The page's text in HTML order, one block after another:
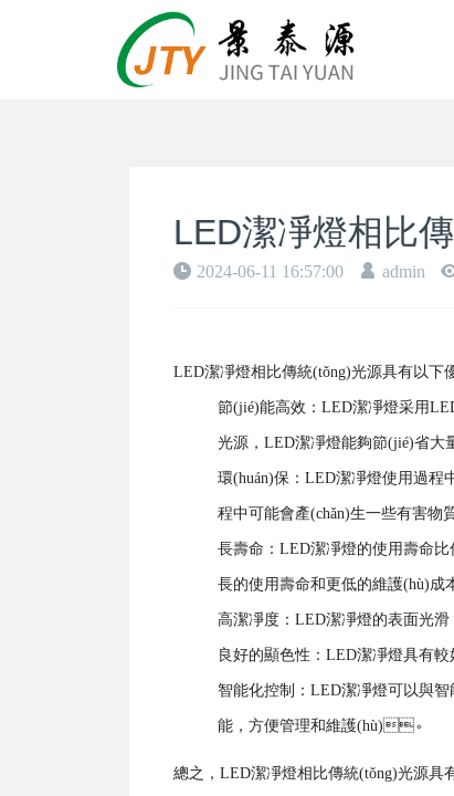
LED潔凈燈相比傳
2024-06-11 16:57:00 admin
LED潔凈燈相比傳統(tǒng)光源具有以下
節(jié)能高效：LED潔凈燈采用
光源，LED潔凈燈能夠節(jié)省大量的
環(huán)保：LED潔凈燈使用過程中
程中可能會產(chǎn)生一些有害物質
長壽命：LED潔凈燈的使用壽命比傳
長的使用壽命和更低的維護(hù)成
高潔凈度：LED潔凈燈的表面光滑
良好的顯色性：LED潔凈燈具有較
智能化控制：LED潔凈燈可以與智
能，方便管理和維護(hù)。
總之，LED潔凈燈相比傳統(tǒng)光源具